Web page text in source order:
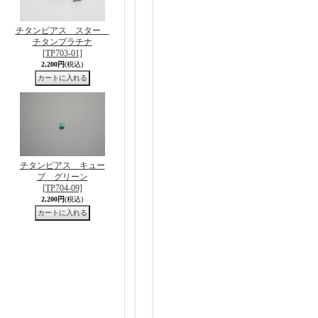
チタンピアス スター
チタンプラチナ
[TP703-01]
2,200円(税込)
チタンピアス キュー
ブ グリーン
[TP704-09]
2,200円(税込)